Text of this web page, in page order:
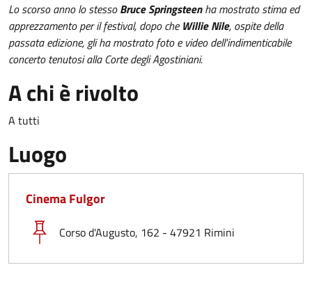
Lo scorso anno lo stessoBruce Springsteenha mostrato stima ed
apprezzamento per il festival, dopo che Willie Nile, ospite della
passata edizione, gli ha mostrato foto e video dell'indimenticabile
concerto tenutosi alla Corte degli Agostiniani.
A chi è rivolto
A tutti
Luogo
Cinema Fulgor
Corso d'Augusto, 162 - 47921 Rimini